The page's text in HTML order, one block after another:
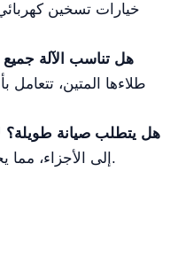
خيارات تسخين
هل تناسب الآلة جميع
طلاءها المتين،
هل يتطلب صيانة طويلة؟
إلى الأجزاء، مما يجعل الصيانة سهلة ومباشرة.